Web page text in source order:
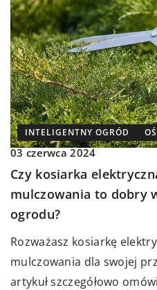
INTELIGENTNY OGRÓD
03 czerwca 2024
Czy kosiarka
mulczowania to dobry
ogrodu?
Rozważasz kosiarkę
mulczowania dla swojej
artykuł szczegółowo